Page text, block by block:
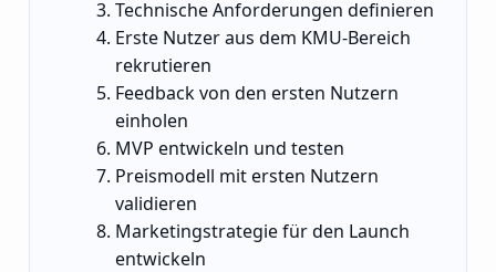
Technische Anforderungen definieren
Erste Nutzer aus dem KMU-Bereich
rekrutieren
Feedback von den ersten Nutzern
einholen
MVP entwickeln und testen
Preismodell mit ersten Nutzern
validieren
Marketingstrategie für den Launch
entwickeln